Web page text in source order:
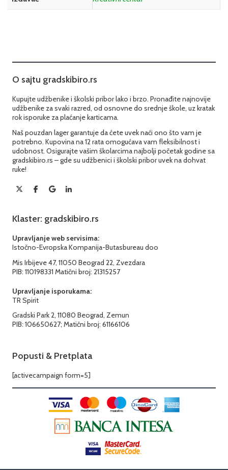
O sajtu gradskibiro.rs
Kupujte udžbenike i školski pribor lako i brzo. Pronađite najnovije
udžbenike za svaki razred, od osnovne do srednje škole, uz kratak
rok isporuke za plaćanje karticama.
Naš pouzdan lager garantuje da ćete uvek naći ono što vam je
potrebno. Kupovina na 12 rata omogućava vam fleksibilnost i
udobnost. Osigurajte vašim školarcima najbolji početak godine sa
gradskibiro.rs – gde su udžbenici i školski pribor uvek na dohvat
ruke!
Klaster: gradskibiro.rs
Upravljanje web servisima:
Istočno-Evropska Kompanija-Butasbureau doo
Mis Irbijeve 47, 11050 Beograd 22, Zvezdara
PIB: 110198331 Matični broj: 21315257
Upravljanje isporukama:
TR Spirit
Gradski Park 2, 11080 Beograd, Zemun
PIB: 106650627; Matični broj: 61166106
Popusti & Pretplata
[activecampaign form=5]